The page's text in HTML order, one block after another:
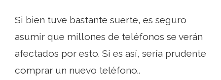
Si bien tuve bastante suerte, es seguro
asumir que millones de teléfonos se verán
afectados por esto. Si es así, sería prudente
comprar un nuevo teléfono..